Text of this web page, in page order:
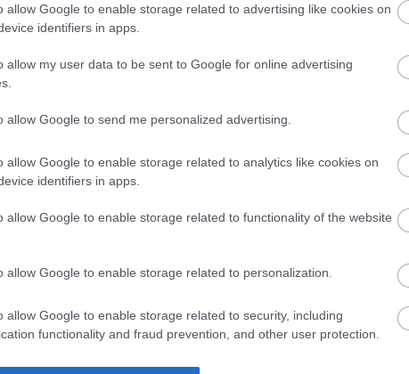
allow Google to enable storage related to advertising like cookies on
identifiers in apps.
allow my user data to be sent to Google for online advertising
allow Google to send me personalized advertising.
allow Google to enable storage related to analytics like cookies on
identifiers in apps.
allow Google to enable storage related to functionality of the website
allow Google to enable storage related to personalization.
allow Google to enable storage related to security, including
functionality and fraud prevention, and other user protection.